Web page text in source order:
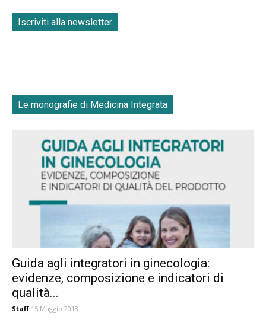
Iscriviti alla newsletter
Le monografie di Medicina Integrata
Guida agli integratori in ginecologia:
evidenze, composizione e indicatori di
qualità...
Staff 15 Maggio 2018